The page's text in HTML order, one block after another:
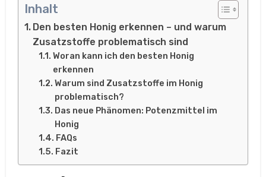
Inhalt
Den besten Honig erkennen – und warum
Zusatzstoffe problematisch sind
Woran kann ich den besten Honig
erkennen
Warum sind Zusatzstoffe im Honig
problematisch?
Das neue Phänomen: Potenzmittel im
Honig
FAQs
Fazit